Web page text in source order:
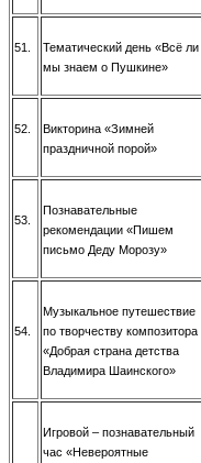
51.
Тематический день «Всё ли
мы знаем о Пушкине»
52.
Викторина «Зимней
праздничной порой»
53.
Познавательные
рекомендации «Пишем
письмо Деду Морозу»
54.
Музыкальное путешествие
по творчеству композитора
«Добрая страна детства
Владимира Шаинского»
Игровой – познавательный
час «Невероятные